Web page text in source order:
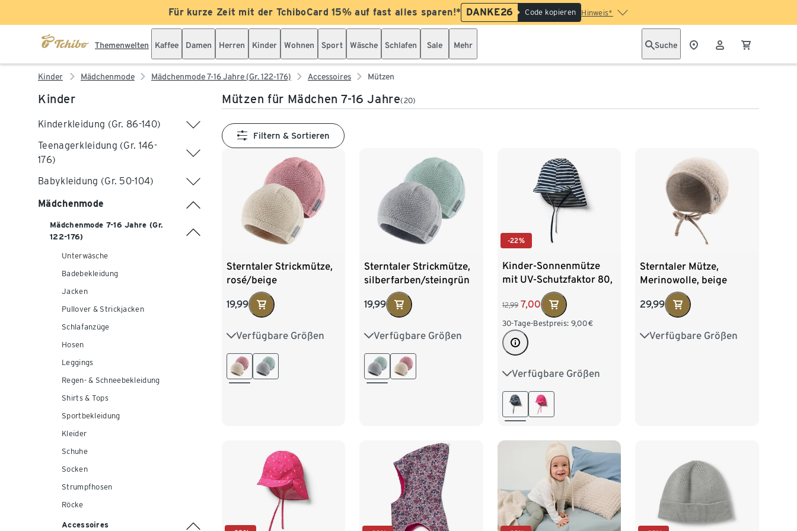
Für kurze Zeit mit der TchiboCard 15% auf fast alles sparen!* DANKE26 Code kopieren Hinweis*
Themenwelten Kaffee Damen Herren Kinder Wohnen Sport Wäsche Schlafen Sale Mehr Suche
Kinder Mädchenmode Mädchenmode 7-16 Jahre (Gr. 122-176) Accessoires Mützen
Kinder
Kinderkleidung (Gr. 86-140)
Teenagerkleidung (Gr. 146-
176)
Babykleidung (Gr. 50-104)
Mädchenmode
Mädchenmode 7-16 Jahre (Gr.
122-176)
Unterwäsche
Badebekleidung
Jacken
Pullover & Strickjacken
Schlafanzüge
Hosen
Leggings
Regen- & Schneebekleidung
Shirts & Tops
Sportbekleidung
Kleider
Schuhe
Socken
Strumpfhosen
Röcke
Accessoires
Mützen für Mädchen 7-16 Jahre(20)
Filtern & Sortieren
Sterntaler Strickmütze,
rosé/beige
19,99
Verfügbare Größen
35 37 39 41
Sterntaler Strickmütze,
silberfarben/steingrün
19,99
Verfügbare Größen
35 37 39 41
-22%
Kinder-Sonnenmütze
mit UV-Schutzfaktor 80,
12,99 7,00
30-Tage-Bestpreis: 9,00€
Verfügbare Größen
49-52 cm 45-48 cm
Sterntaler Mütze,
Merinowolle, beige
29,99
Verfügbare Größen
37 39 41 43